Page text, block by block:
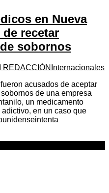
en Nueva
recetar
sobornos
REDACCIÓN Internacionales
acusados de aceptar
de una empresa
un medicamento
en un caso que